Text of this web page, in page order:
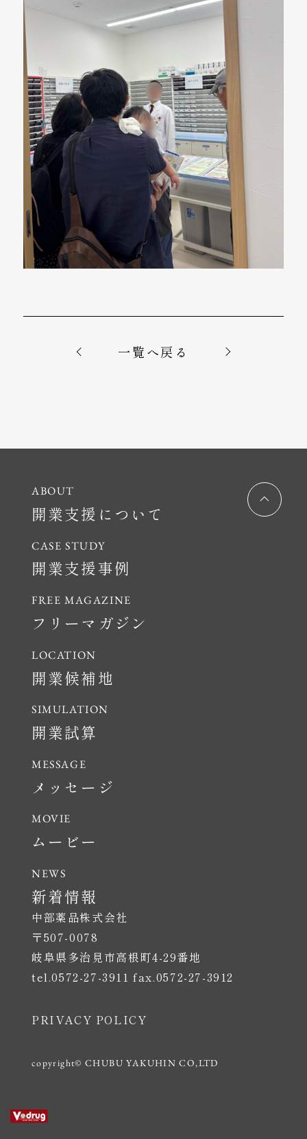
一覧へ戻る
中部薬品株式会社
〒507-0078
岐阜県多治見市高根町4-29番地
tel.0572-27-3911 fax.0572-27-3912
PRIVACY POLICY
開業支援について
開業支援事例
フリーマガジン
開業候補地
開業試算
メッセージ
ムービー
新着情報
copyright© CHUBU YAKUHIN CO,LTD